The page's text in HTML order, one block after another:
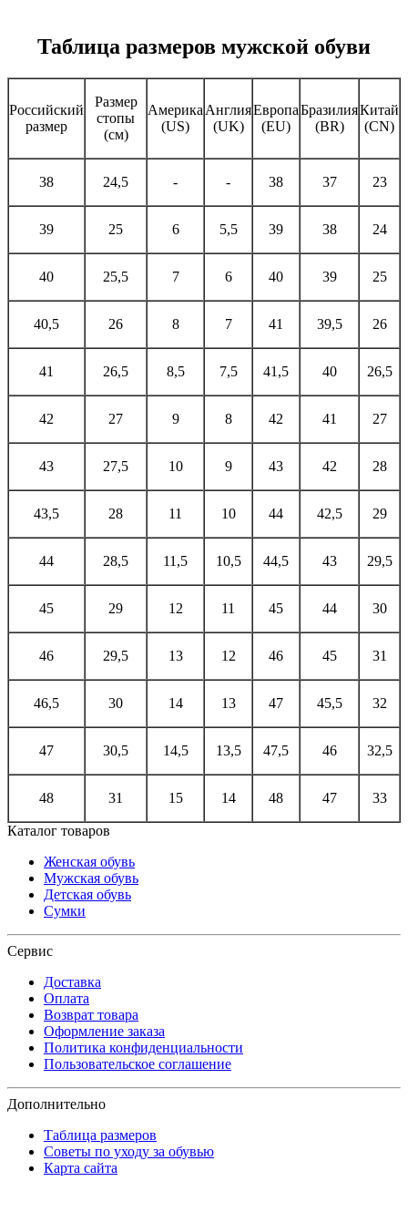
Таблица размеров мужской обуви
Российский
размер
Размер
стопы
(см)
Америка
(US)
Англия
(UK)
Европа
(EU)
Бразилия
(BR)
Китай
(CN)
38 24,5 - - 38 37 23
39 25 6 5,5 39 38 24
40 25,5 7 6 40 39 25
40,5 26 8 7 41 39,5 26
41 26,5 8,5 7,5 41,5 40 26,5
42 27 9 8 42 41 27
43 27,5 10 9 43 42 28
43,5 28 11 10 44 42,5 29
44 28,5 11,5 10,5 44,5 43 29,5
45 29 12 11 45 44 30
46 29,5 13 12 46 45 31
46,5 30 14 13 47 45,5 32
47 30,5 14,5 13,5 47,5 46 32,5
48 31 15 14 48 47 33
Каталог товаров
Женская обувь
Мужская обувь
Детская обувь
Сумки
Сервис
Доставка
Оплата
Возврат товара
Оформление заказа
Политика конфиденциальности
Пользовательское соглашение
Дополнительно
Таблица размеров
Советы по уходу за обувью
Карта сайта